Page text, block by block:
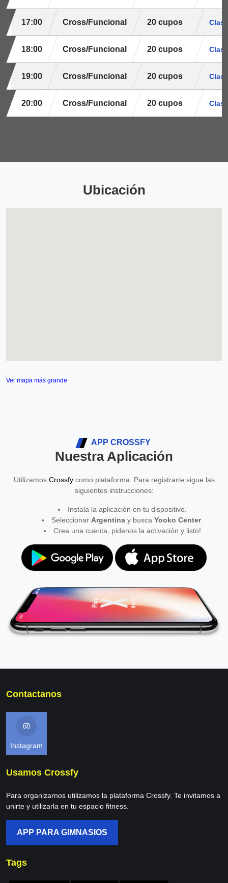
17:00 Cross/Funcional 20 cupos
18:00 Cross/Funcional 20 cupos
19:00 Cross/Funcional 20 cupos
20:00 Cross/Funcional 20 cupos
Ubicación
Ver mapa más grande
APP CROSSFY
Nuestra Aplicación
Utilizamos Crossfycomo plataforma. Para registrarte sigue las
siguientes instrucciones:
Instala la aplicación en tu dispositivo.
Seleccionar Argentinay busca Yooko Center.
Crea una cuenta, pidenos la activación y listo!
Contactanos
Instagram
Usamos Crossfy
Para organizarnos utilizamos la plataforma Crossfy. Te invitamos a
unirte y utilizarla en tu espacio fitness.
APP PARA GIMNASIOS
Tags